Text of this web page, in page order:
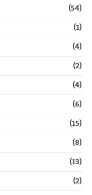
(54)
(1)
(4)
(2)
(4)
(6)
(15)
(8)
(13)
(2)